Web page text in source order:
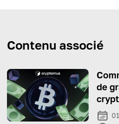
Contenu associé
de